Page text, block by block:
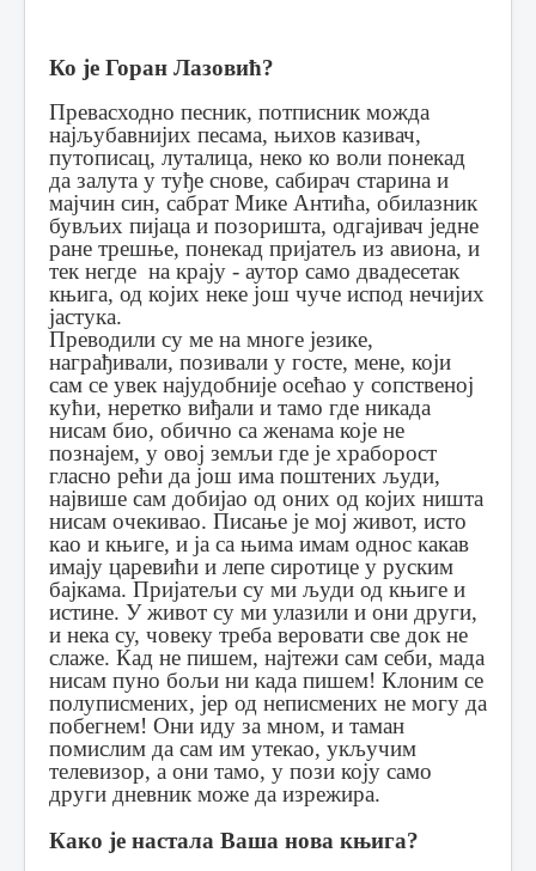
Ко је Горан Лазовић?
Превасходно песник, потписник можда
најљубавнијих песама, њихов казивач,
путописац, луталица, неко ко воли понекад
да залута у туђе снове, сабирач старина и
мајчин син, сабрат Мике Антића, обилазник
бувљих пијаца и позоришта, одгајивач једне
ране трешње, понекад пријатељ из авиона, и
тек негде на крају - аутор само двадесетак
књига, од којих неке још чуче испод нечијих
јастука.
Преводили су ме на многе језике,
награђивали, позивали у госте, мене, који
сам се увек најудобније осећао у сопственој
кући, неретко виђали и тамо где никада
нисам био, обично са женама које не
познајем, у овој земљи где је храборост
гласно рећи да још има поштених људи,
највише сам добијао од оних од којих ништа
нисам очекивао. Писање је мој живот, исто
као и књиге, и ја са њима имам однос какав
имају царевићи и лепе сиротице у руским
бајкама. Пријатељи су ми људи од књиге и
истине. У живот су ми улазили и они други,
и нека су, човеку треба веровати све док не
слаже. Кад не пишем, најтежи сам себи, мада
нисам пуно бољи ни када пишем! Клоним се
полуписмених, јер од неписмених не могу да
побегнем! Они иду за мном, и таман
помислим да сам им утекао, укључим
телевизор, а они тамо, у пози коју само
други дневник може да изрежира.
Како је настала Ваша нова књига?